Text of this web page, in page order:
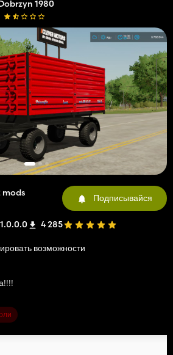
mods
Подписывайся
4 285
возможности
1980